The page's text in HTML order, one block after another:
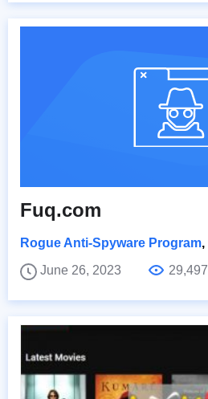
Fuq.com
Rogue Anti-Spyware Program,
June 26, 2023
29,497